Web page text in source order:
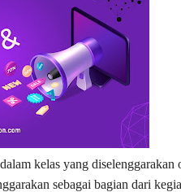
kelas yang diselenggarakan
sebagai bagian dari